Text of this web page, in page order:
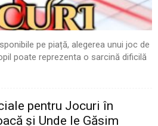
pe piață, alegerea unui joc de
poate reprezenta o sarcină dificilă
pentru Jocuri în
și Unde le Găsim